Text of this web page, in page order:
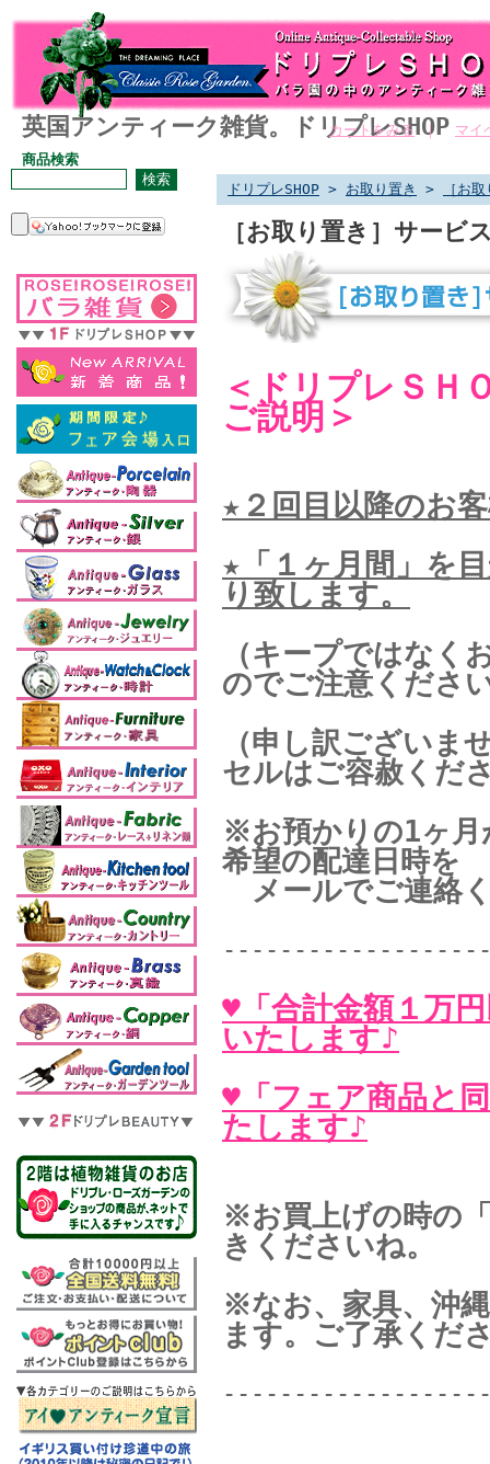
英国アンティーク雑貨。ドリプレSHOP
カートをみる｜ マイ
商品検索
ドリプレSHOP > お取り置き > ［お
［お取り置き］サービ
＜ドリプレＳＨ
ご説明＞
★２回目以降のお
★「１ヶ月間」を
り致します。
（キープではなく
のでご注意くださ
（申し訳ございま
セルはご容赦くだ
※お預かりの1ヶ月
希望の配達日時を
メールでご連絡
♥「合計金額１万
いたします♪
♥「フェア商品と
たします♪
※お買上げの時の
きくださいね。
※なお、家具、沖
ます。ご了承くだ